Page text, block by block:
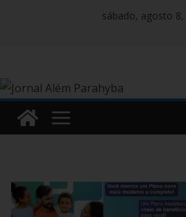
sábado, agosto 8,